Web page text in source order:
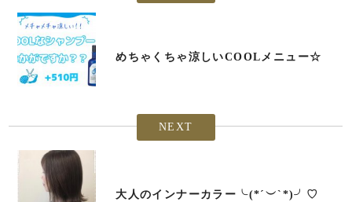
めちゃくちゃ涼しいCOOLメニュー☆
NEXT
大人のインナーカラー╰(*´︶`*)╯♡